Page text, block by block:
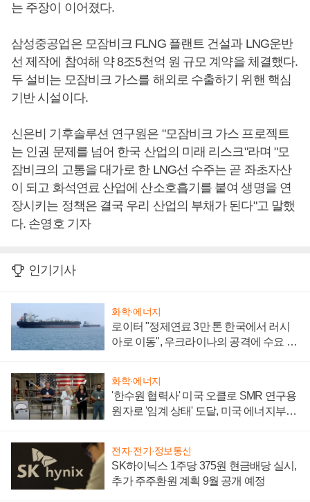
는 주장이 이어졌다.
삼성중공업은 모잠비크 FLNG 플랜트 건설과 LNG운반
선 제작에 참여해 약 8조5천억 원 규모 계약을 체결했다.
두 설비는 모잠비크 가스를 해외로 수출하기 위핸 핵심
기반 시설이다.
신은비 기후솔루션 연구원은 "모잠비크 가스 프로젝트
는 인권 문제를 넘어 한국 산업의 미래 리스크"라며 "모
잠비크의 고통을 대가로 한 LNG선 수주는 곧 좌초자산
이 되고 화석연료 산업에 산소호흡기를 붙여 생명을 연
장시키는 정책은 결국 우리 산업의 부채가 된다"고 말했
다. 손영호 기자
인기기사
화학·에너지
로이터 "정제연료 3만 톤 한국에서 러시
아로 이동", 우크라이나의 공격에 수요 늘
화학·에너지
'한수원 협력사' 미국 오클로 SMR 연구용
원자로 '임계 상태' 도달, 미국 에너지부
전자·전기·정보통신
SK하이닉스 1주당 375원 현금배당 실시,
추가 주주환원 계획 9월 공개 예정